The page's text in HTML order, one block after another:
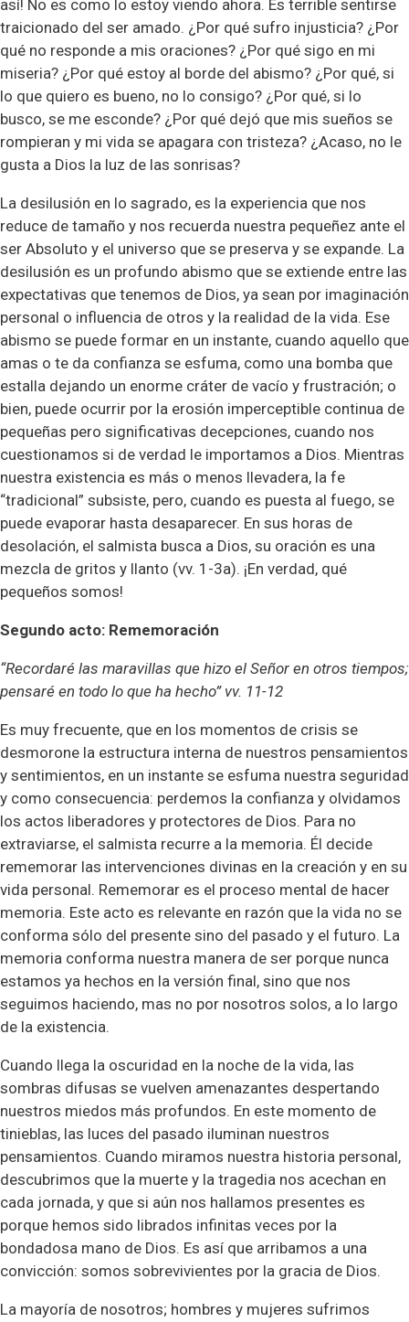
así! No es como lo estoy viendo ahora. Es terrible sentirse
traicionado del ser amado. ¿Por qué sufro injusticia? ¿Por
qué no responde a mis oraciones? ¿Por qué sigo en mi
miseria? ¿Por qué estoy al borde del abismo? ¿Por qué, si
lo que quiero es bueno, no lo consigo? ¿Por qué, si lo
busco, se me esconde? ¿Por qué dejó que mis sueños se
rompieran y mi vida se apagara con tristeza? ¿Acaso, no le
gusta a Dios la luz de las sonrisas?
La desilusión en lo sagrado, es la experiencia que nos
reduce de tamaño y nos recuerda nuestra pequeñez ante el
ser Absoluto y el universo que se preserva y se expande. La
desilusión es un profundo abismo que se extiende entre las
expectativas que tenemos de Dios, ya sean por imaginación
personal o influencia de otros y la realidad de la vida. Ese
abismo se puede formar en un instante, cuando aquello que
amas o te da confianza se esfuma, como una bomba que
estalla dejando un enorme cráter de vacío y frustración; o
bien, puede ocurrir por la erosión imperceptible continua de
pequeñas pero significativas decepciones, cuando nos
cuestionamos si de verdad le importamos a Dios. Mientras
nuestra existencia es más o menos llevadera, la fe
“tradicional” subsiste, pero, cuando es puesta al fuego, se
puede evaporar hasta desaparecer. En sus horas de
desolación, el salmista busca a Dios, su oración es una
mezcla de gritos y llanto (vv. 1-3a). ¡En verdad, qué
pequeños somos!
Segundo acto: Rememoración
“Recordaré las maravillas que hizo el Señor en otros tiempos;
pensaré en todo lo que ha hecho” vv. 11-12
Es muy frecuente, que en los momentos de crisis se
desmorone la estructura interna de nuestros pensamientos
y sentimientos, en un instante se esfuma nuestra seguridad
y como consecuencia: perdemos la confianza y olvidamos
los actos liberadores y protectores de Dios. Para no
extraviarse, el salmista recurre a la memoria. Él decide
rememorar las intervenciones divinas en la creación y en su
vida personal. Rememorar es el proceso mental de hacer
memoria. Este acto es relevante en razón que la vida no se
conforma sólo del presente sino del pasado y el futuro. La
memoria conforma nuestra manera de ser porque nunca
estamos ya hechos en la versión final, sino que nos
seguimos haciendo, mas no por nosotros solos, a lo largo
de la existencia.
Cuando llega la oscuridad en la noche de la vida, las
sombras difusas se vuelven amenazantes despertando
nuestros miedos más profundos. En este momento de
tinieblas, las luces del pasado iluminan nuestros
pensamientos. Cuando miramos nuestra historia personal,
descubrimos que la muerte y la tragedia nos acechan en
cada jornada, y que si aún nos hallamos presentes es
porque hemos sido librados infinitas veces por la
bondadosa mano de Dios. Es así que arribamos a una
convicción: somos sobrevivientes por la gracia de Dios.
La mayoría de nosotros; hombres y mujeres sufrimos